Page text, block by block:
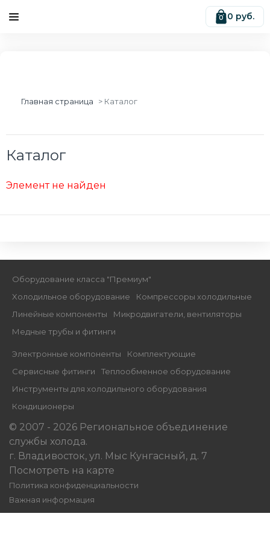
0 0 руб.
Главная страница Каталог
Каталог
Элемент не найден
Оборудование класса "Премиум"
Xолодильное оборудование
Компрессоры холодильные
Линейные компоненты
Микродвигатели, вентиляторы
Медные трубы и фитинги
Электронные компоненты
Комплектующие
Сервисные фитинги
Теплообменное оборудование
Инструменты для холодильного оборудования
Кондиционеры
© 2007 - 2026 Региональное объединение
службы холода.
г. Владивосток, ул. Мыс Кунгасный, д. 7
Посмотреть на карте
Политика конфиденциальности
Важная информация